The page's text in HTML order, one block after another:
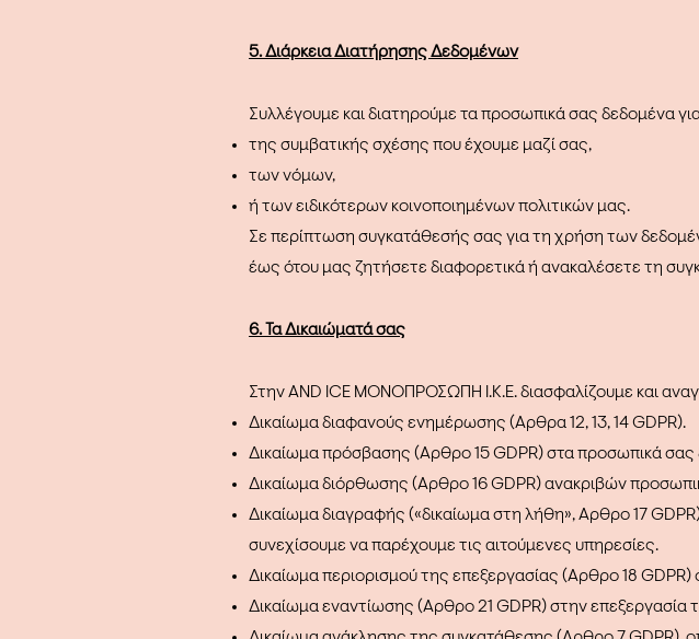
5. Διάρκεια Διατήρησης Δεδομένων
Συλλέγουμε και διατηρούμε τα προσωπικά σας δεδομένα
της συμβατικής σχέσης που έχουμε μαζί σας,
των νόμων,
ή των ειδικότερων κοινοποιημένων πολιτικών μας.
Σε περίπτωση συγκατάθεσής σας για τη χρήση των
έως ότου μας ζητήσετε διαφορετικά ή ανακαλέσετε τη
6. Τα Δικαιώματά σας
Στην AND ICE ΜΟΝΟΠΡΟΣΩΠΗ Ι.Κ.Ε. διασφαλίζουμε και
Δικαίωμα διαφανούς ενημέρωσης (Άρθρα 12, 13, 14 GDPR).
Δικαίωμα πρόσβασης (Άρθρο 15 GDPR) στα προσωπικά σας
Δικαίωμα διόρθωσης (Άρθρο 16 GDPR) ανακριβών
Δικαίωμα διαγραφής («δικαίωμα στη λήθη», Άρθρο 17
συνεχίσουμε να παρέχουμε τις αιτούμενες υπηρεσίες.
Δικαίωμα περιορισμού της επεξεργασίας (Άρθρο 18 GDPR)
Δικαίωμα εναντίωσης (Άρθρο 21 GDPR) στην